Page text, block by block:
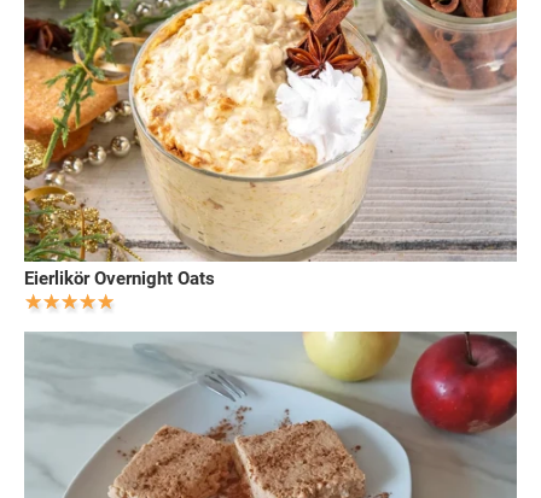
Eierlikör Overnight Oats